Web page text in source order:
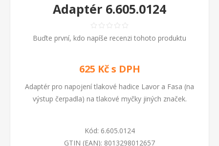
Adaptér 6.605.0124
Buďte první, kdo napíše recenzi tohoto produktu
625 Kč s DPH
Adaptér pro napojení tlakové hadice Lavor a Fasa (na
výstup čerpadla) na tlakové myčky jiných značek.
Kód: 6.605.0124
GTIN (EAN): 8013298012657